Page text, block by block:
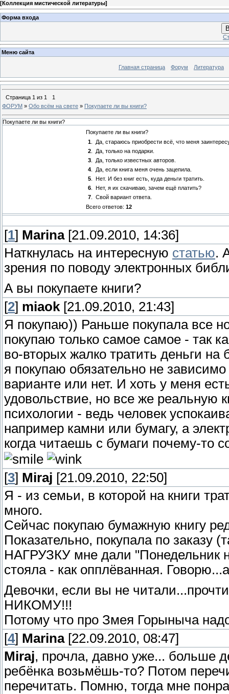
[Коллекция мистической литературы]
Форма входа
Меню сайта
Главная страница Форум Литература
Страница 1 из 1
1
ФОРУМ » Обо всём на свете » Покупаете ли вы книги?
Покупаете ли вы книги?
Покупаете ли вы книги?
1
Да, стараюсь приобрести всё, что меня
2
Да, только на подарки.
3
Да, только известных авторов.
4
Да, если книга меня очень зацепила.
5
Нет. И без книг есть, куда деньги тратить.
6
Нет, я их скачиваю, зачем ещё платить?
7
Свой вариант ответа.
Всего ответов: 12
[1] Marina[21.09.2010, 14:36]
Наткнулась на интересную статью.
зрения по поводу электронных
А вы покупаете книги?
[2] miaok [21.09.2010, 21:43]
Я покупаю)) Раньше покупала все
покупаю только самое самое - так
во-вторых жалко тратить деньги
я покупаю обязательно не
варианте или нет. И хоть у меня
удовольствие, но все же реальную
психологии - ведь человек
например камни или бумагу, а
когда читаешь с бумаги почему-то
[3] Miraj [21.09.2010, 22:50]
Я - из семьи, в которой на книги
много.
Сейчас покупаю бумажную книгу
Показательно, покупала по заказу
НАГРУЗКУ мне дали "Понедельник
стояла - как опплёванная.
Девочки, если вы не
НИКОМУ!!!
Потому что про Змея Горыныча
[4] Marina[22.09.2010, 08:47]
Miraj, прочла, давно уже... больше
ребёнка возьмёшь-то? Потом
перечитать. Помню, тогда мне